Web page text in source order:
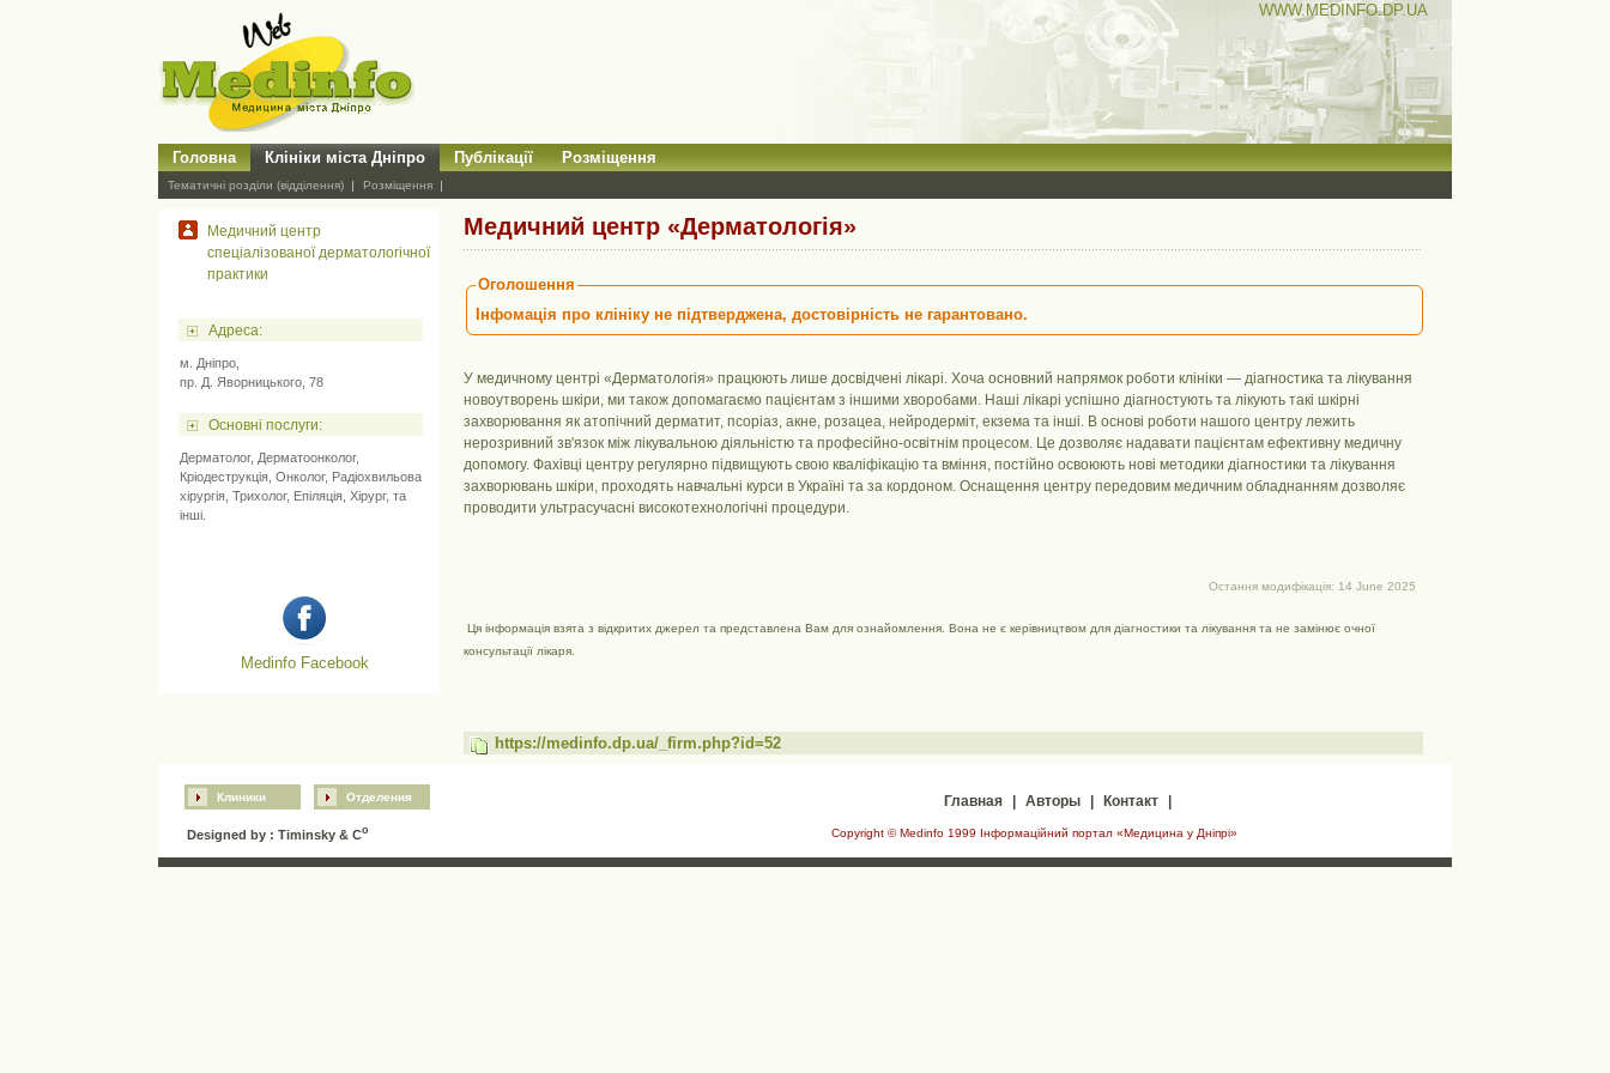
WWW.MEDINFO.DP.UA
Головна Клініки міста Дніпро Публікації Розміщення
Тематичні розділи (відділення) Розміщення
Медичний центр
спеціалізованої дерматологічної
практики
Адресa:
м. Дніпро,
пр. Д. Яворницького, 78
Основні послуги:
Дерматолог, Дерматоонколог,
Кріодеструкція Онколог, Радіохвильова
хірургія Трихолог, Епіляція Хірург, та
інші.
Medinfo Facebook
Медичний центр «Дерматологія»
Оголошення
Інфомація про клініку не підтверджена, достовірність не гарантовано.
У медичному центрі «Дерматологія» працюють лише досвідчені лікарі. Хоча основний напрямок роботи клініки — діагностика та лікування
новоутворень шкіри, ми також допомагаємо пацієнтам з іншими хворобами. Наші лікарі успішно діагностують та лікують такі шкірні
захворювання як атопічний дерматит, псоріаз, акне, розацеа, нейродерміт, екзема та інші. В основі роботи нашого центру лежить
нерозривний зв'язок між лікувальною діяльністю та професійно-освітнім процесом. Це дозволяє надавати пацієнтам ефективну медичну
допомогу. Фахівці центру регулярно підвищують свою кваліфікацію та вміння, постійно освоюють нові методики діагностики та лікування
захворювань шкіри, проходять навчальні курси в Україні та за кордоном. Оснащення центру передовим медичним обладнанням дозволяє
проводити ультрасучасні високотехнологічні процедури.
Остання модифікація: 14 June 2025
Ця інформація взята з відкритих джерел та представлена ​​Вам для ознайомлення. Вона не є керівництвом для діагностики та лікування та не замінює очної
консультації лікаря.
https://medinfo.dp.ua/_firm.php?id=52
Главная Авторы Контакт
Copyright © Medinfo 1999 Інформаційний портал «Медицина у Дніпрі»
Клиники Отделения
Designed by : Timinsky & Co